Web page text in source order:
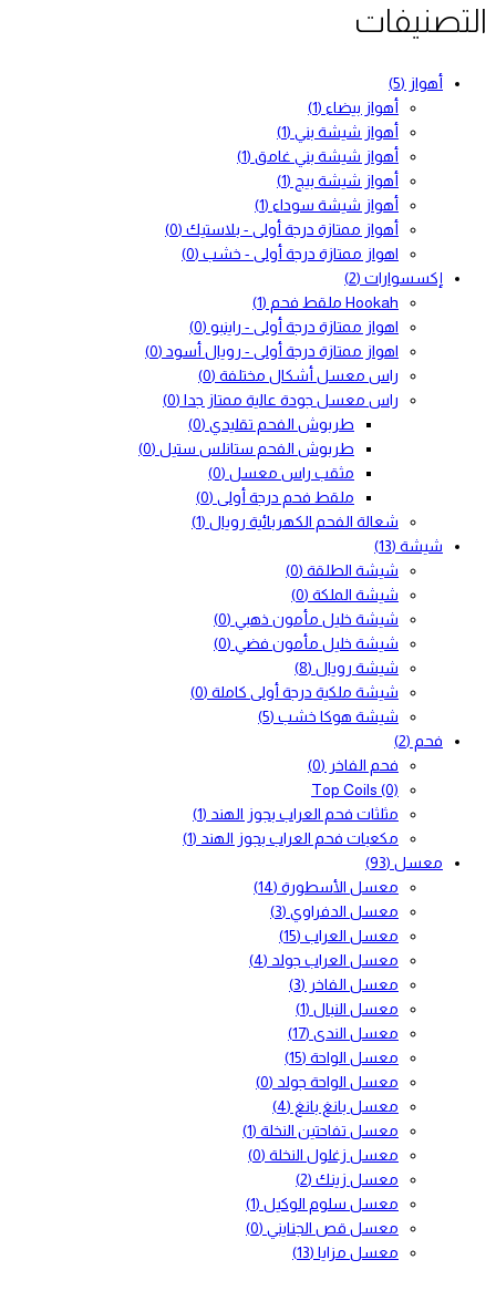
التصنيفات
أهواز (5)
أهواز بيضاء (1)
أهواز شيشة بني (1)
أهواز شيشة بني غامق (1)
أهواز شيشة بيج (1)
أهواز شيشة سوداء (1)
أهواز ممتازة درجة أولى - بلاستيك (0)
اهواز ممتازة درجة أولى - خشب (0)
إكسسوارات (2)
Hookah ملقط فحم
(1)
اهواز ممتازة درجة أولى - راينبو (0)
اهواز ممتازة درجة أولى - رويال أسود (0)
راس معسل أشكال مختلفة (0)
راس معسل جودة عالية ممتاز جدا (0)
طربوش الفحم تقليدي (0)
طربوش الفحم ستانلس ستيل (0)
مثقب راس معسل (0)
ملقط فحم درجة أولى (0)
شعالة الفحم الكهربائية رويال (1)
شيشة (13)
شيشة الطلقة (0)
شيشة الملكة (0)
شيشة خليل مأمون ذهبي (0)
شيشة خليل مأمون فضي (0)
شيشة رويال (8)
شيشة ملكية درجة أولى كاملة (0)
شيشة هوكا خشب (5)
فحم (2)
فحم الفاخر (0)
Top Coils (0)
مثلثات فحم العراب بجوز الهند (1)
مكعبات فحم العراب بجوز الهند (1)
معسل (93)
معسل الأسطورة (14)
معسل الدفراوي (3)
معسل العراب (15)
معسل العراب جولد (4)
معسل الفاخر (3)
معسل النبال (1)
معسل الندى (17)
معسل الواحة (15)
معسل الواحة جولد (0)
معسل بانغ بانغ (4)
معسل تفاحتين النخلة (1)
معسل زغلول النخلة (0)
معسل زينك (2)
معسل سلوم الوكيل (1)
معسل قص الجنايني (0)
معسل مزايا (13)